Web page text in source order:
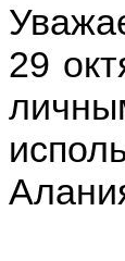
29